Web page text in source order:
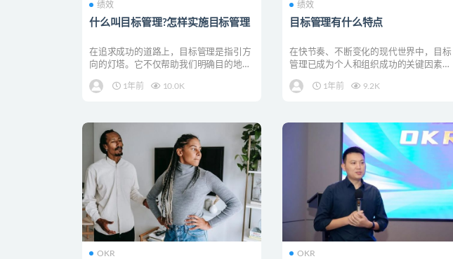
绩效
什么叫目标管理?怎样实施目标管理
在追求成功的道路上，目标管理是指引方
向的灯塔。它不仅帮助我们明确目的地，
1年前
10.0K
绩效
目标管理有什么特点
在快节奏、不断变化的现代世界中，目标
管理已成为个人和组织成功的关键因素。
1年前
9.2K
OKR OKR